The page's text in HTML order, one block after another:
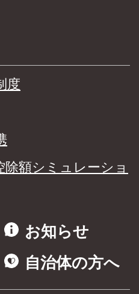
度
額シミュレーショ
お知らせ
自治体の方へ